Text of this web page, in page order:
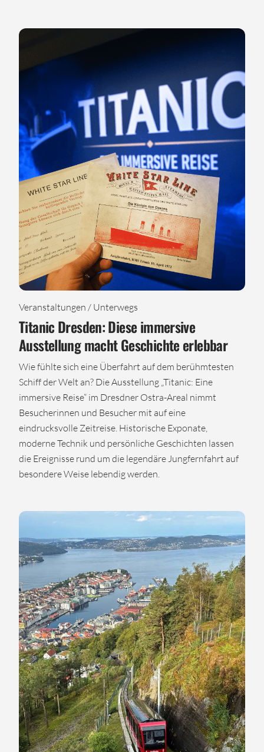
Veranstaltungen / Unterwegs
Titanic Dresden: Diese immersive
Ausstellung macht Geschichte erlebbar
Wie fühlte sich eine Überfahrt auf dem berühmtesten
Schiff der Welt an? Die Ausstellung „Titanic: Eine
immersive Reise“ im Dresdner Ostra-Areal nimmt
Besucherinnen und Besucher mit auf eine
eindrucksvolle Zeitreise. Historische Exponate,
moderne Technik und persönliche Geschichten lassen
die Ereignisse rund um die legendäre Jungfernfahrt auf
besondere Weise lebendig werden.